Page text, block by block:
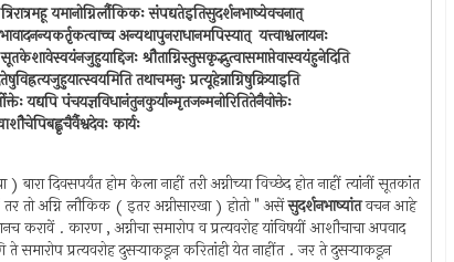
त्रिरात्रमहू यमानोग्निर्लौकिकः संपद्यतेइतिसुदर्शनभाष्येवचनात्
अन्यथापुनराधानमपिस्यात् ‍ यत्त्वाश्वलायनः
श्रौताग्निस्तुसकृद्भुत्वासमाप्तेवास्वयंहुनेदिति
तथाचमनुः प्रत्यूहेन्नाग्निषुक्रियाइति
यद्यपि पंचयज्ञविधानंतुनकुर्यान्मृतजन्मनोरितितेनैवोक्तेः
कार्यः
बारा दिवसपर्यंत होम केला नाहीं तरी अग्नीच्या विच्छेद होत नाहीं त्यांनीं सूतकांत
तर तो अग्नि लौकिक ( इतर अग्नीसारखा ) होतो " असेंसुदर्शनभाष्यांतवचन आहे
. कारण , अग्नीचा समारोप व प्रत्यवरोह यांविषयीं आशौचाचा अपवाद
समारोप प्रत्यवरोह दुसर्‍याकडून करितांही येत नाहींत . जर ते दुसर्‍याकडून